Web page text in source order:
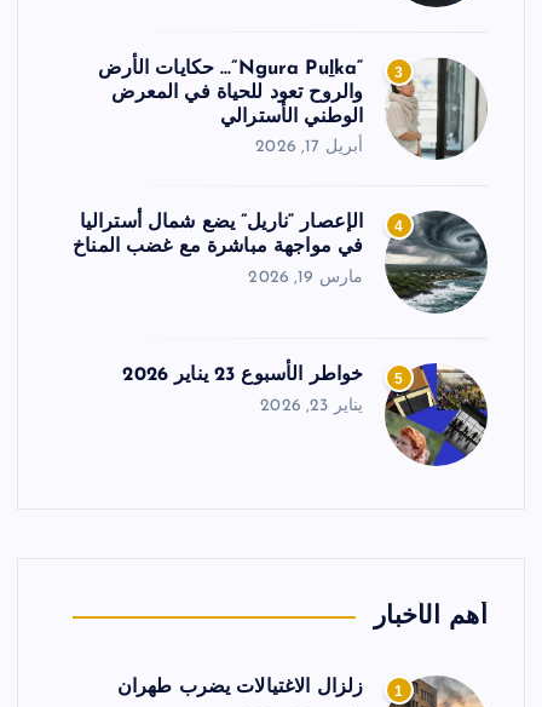
3
“Ngura Puḻka”… حكايات الأرض
والروح تعود للحياة في المعرض
الوطني الأسترالي
أبريل 17, 2026
4
الإعصار “ناريل” يضع شمال أستراليا
في مواجهة مباشرة مع غضب المناخ
مارس 19, 2026
5 خواطر الأسبوع 23 يناير 2026
يناير 23, 2026
أهم الأخبار
1 زلزال الاغتيالات يضرب طهران